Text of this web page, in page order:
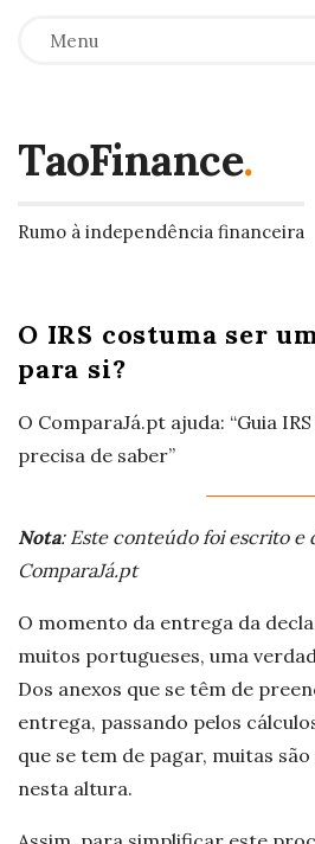
Menu
TaoFinance.
Rumo à independência financeira
O IRS costuma ser
para si?
O ComparaJá.pt ajuda: “Guia
precisa de saber”
Nota: Este conteúdo foi escrito e
ComparaJá.pt
O momento da entrega da
muitos portugueses, uma
Dos anexos que se têm de
entrega, passando pelos
que se tem de pagar, muitas
nesta altura.